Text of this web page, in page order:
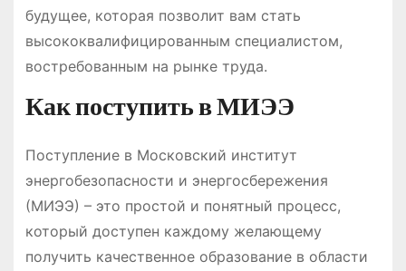
будущее, которая позволит вам стать
высококвалифицированным специалистом,
востребованным на рынке труда.
Как поступить в МИЭЭ
Поступление в Московский институт
энергобезопасности и энергосбережения
(МИЭЭ) – это простой и понятный процесс,
который доступен каждому желающему
получить качественное образование в области